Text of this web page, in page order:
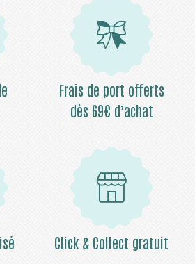
Frais de port offerts
dès 69€ d’achat
Click & Collect gratuit